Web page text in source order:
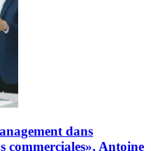
dans
commerciales», Antoine